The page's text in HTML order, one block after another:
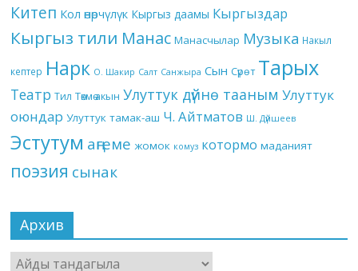
Китеп Кол өнөрчүлүк Кыргыз даамы Кыргыздар
Кыргыз тили Манас Манасчылар Музыка Накыл
кептер Нарк О. Шакир Салт Санжыра Сын Сүрөт Тарых
Театр Тил Төкмө акын Улуттук дүйнө тааным Улуттук
оюндар Улуттук тамак-аш Ч. Айтматов Ш. Дүйшеев
Эстутум аңгеме жомок комуз котормо маданият
поэзия сынак
Архив
Архив